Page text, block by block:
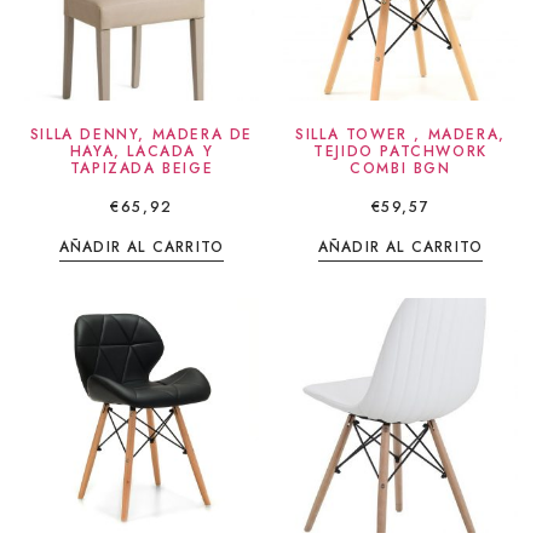
SILLA DENNY, MADERA DE
HAYA, LACADA Y
TAPIZADA BEIGE
€65,92
AÑADIR AL CARRITO
SILLA TOWER , MADERA,
TEJIDO PATCHWORK
COMBI BGN
€59,57
AÑADIR AL CARRITO